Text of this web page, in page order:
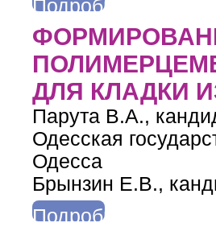
Подробнее
ДЛЯ КЛАДКИ
Парута В.А.,
Одесская
Одесса
Брынзин Е.В.,
Подробнее